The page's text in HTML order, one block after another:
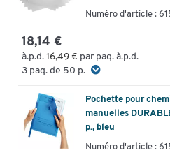
Numéro d'article :
18,14 €
à.p.d. 16,49 € par paq. à.p.d.
3 paq. de 50 p.
Pochette pour
manuelles
p., bleu
Numéro d'article :